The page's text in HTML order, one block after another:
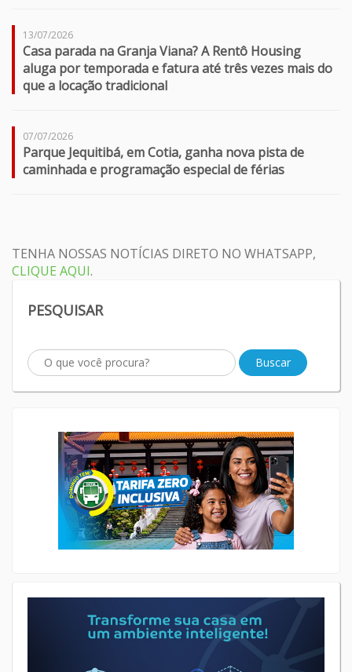
13/07/2026
Casa parada na Granja Viana? A Rentô Housing
aluga por temporada e fatura até três vezes mais do
que a locação tradicional
07/07/2026
Parque Jequitibá, em Cotia, ganha nova pista de
caminhada e programação especial de férias
TENHA NOSSAS NOTÍCIAS DIRETO NO WHATSAPP,
CLIQUE AQUI.
PESQUISAR